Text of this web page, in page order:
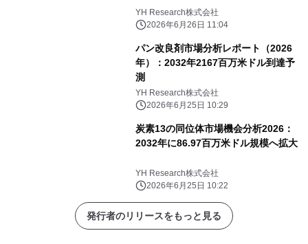
YH Research株式会社
2026年6月26日 11:04
パン改良剤市場分析レポート（2026
年）：2032年2167百万米ドル到達予
測
YH Research株式会社
2026年6月25日 10:29
炭素13の同位体市場機会分析2026：
2032年に86.97百万米ドル規模へ拡大
YH Research株式会社
2026年6月25日 10:22
発行者のリリースをもっと見る